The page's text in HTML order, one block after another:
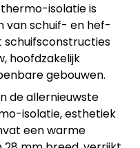
isolatie is
van schuif- en hef-
schuifsconstructies
hoofdzakelijk
gebouwen.
de allernieuwste
isolatie, esthetiek
een warme